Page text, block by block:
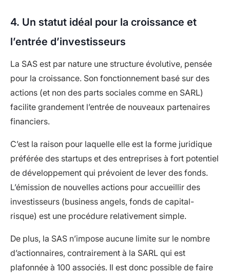
4. Un statut idéal pour la croissance et
l’entrée d’investisseurs
La SAS est par nature une structure évolutive, pensée
pour la croissance. Son fonctionnement basé sur des
actions (et non des parts sociales comme en SARL)
facilite grandement l’entrée de nouveaux partenaires
financiers.
C’est la raison pour laquelle elle est la forme juridique
préférée des startups et des entreprises à fort potentiel
de développement qui prévoient de lever des fonds.
L’émission de nouvelles actions pour accueillir des
investisseurs (business angels, fonds de capital-
risque) est une procédure relativement simple.
De plus, la SAS n’impose aucune limite sur le nombre
d’actionnaires, contrairement à la SARL qui est
plafonnée à 100 associés. Il est donc possible de faire